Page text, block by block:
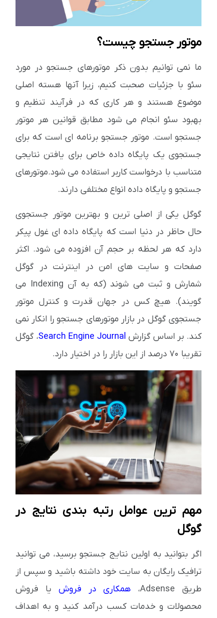
موتور جستجو چیست؟
ما نمی توانیم بدون ذکر موتورهای جستجو در مورد
سئو با جزئیات صحبت کنیم، زیرا آنها هسته اصلی
موضوع هستند و هر کاری که در فرآیند تنظیم و
بهبود سئو انجام می شود مطابق قوانین هر موتور
جستجو است. موتور جستجو برنامه ای است که برای
جستجوی یک پایگاه داده خاص برای یافتن نتایجی
متناسب با درخواست کاربر استفاده می شود.موتورهای
جستجو و پایگاه داده انواع مختلفی دارند.
گوگل یکی از اصلی ترین و بهترین موتور جستجوی
حال حاظر در دنیا است که پایگاه داده ای غول پیکر
دارد که هر لحظه بر حجم آن افزوده می شود. اکثر
صفحات و سایت های امن در اینترنت در گوگل
شمارش و ثبت می شوند (که به آن Indexing می
گویند). هیچ کس در جهان قدرت و کنترل موتور
جستجوی گوگل در بازار موتورهای جستجو را انکار نمی
کند. بر اساس گزارش
، گوگل
تقریبا 70 درصد از این بازار را در اختیار دارد.
مهم ترین عوامل رتبه بندی نتایج در
گوگل
اگر بتوانید به اولین نتایج جستجو برسید، می توانید
ترافیک رایگان به سایت خود داشته باشید و سپس از
طریق Adsense،
همکاری در فروش یا فروش
محصولات و خدمات کسب درآمد کنید و به اهداف